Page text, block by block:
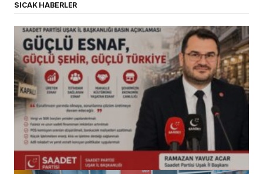
SICAK HABERLER
(başlıksız)
Alaattin Karahan tarafından 14/07/2026